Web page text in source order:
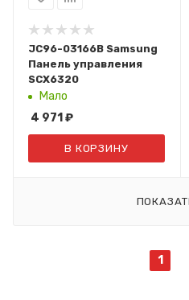
JC96-03166B Samsung
Панель управления
SCX6320
Мало
4 971 ₽
В КОРЗИНУ
1